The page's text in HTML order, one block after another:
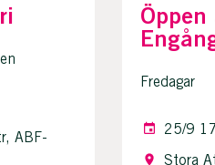
ABF-
Fredagar
25/9
Stora